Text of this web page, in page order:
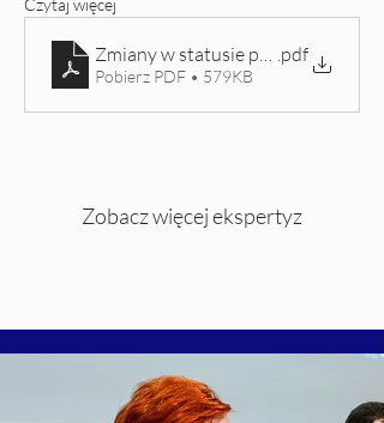
Czytaj więcej
Zmiany w statusie prawnym
.pdf
Pobierz PDF • 579KB
Zobacz więcej ekspertyz